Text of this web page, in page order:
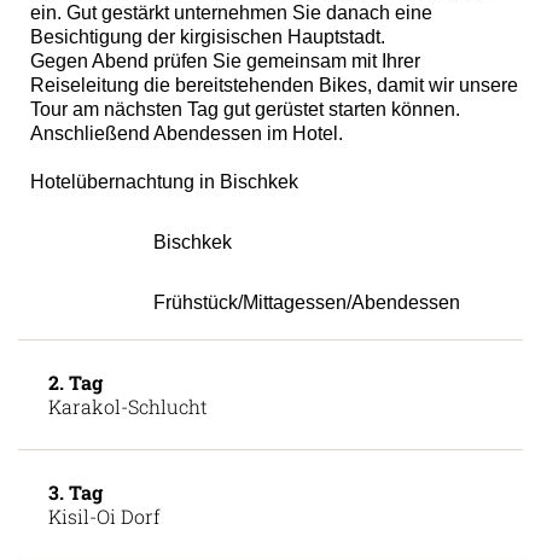
ein. Gut gestärkt unternehmen Sie danach eine
Besichtigung der kirgisischen Hauptstadt.
Gegen Abend prüfen Sie gemeinsam mit Ihrer
Reiseleitung die bereitstehenden Bikes, damit wir unsere
Tour am nächsten Tag gut gerüstet starten können.
Anschließend Abendessen im Hotel.
Hotelübernachtung in Bischkek
Bischkek
Frühstück/Mittagessen/Abendessen
2. Tag
Karakol-Schlucht
3. Tag
Kisil-Oi Dorf